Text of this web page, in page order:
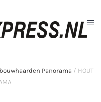
Panorama / HOUT